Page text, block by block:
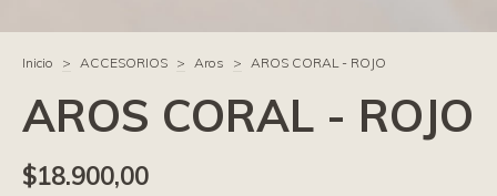
Inicio > ACCESORIOS > Aros > AROS CORAL - ROJO
AROS CORAL - ROJO
$18.900,00